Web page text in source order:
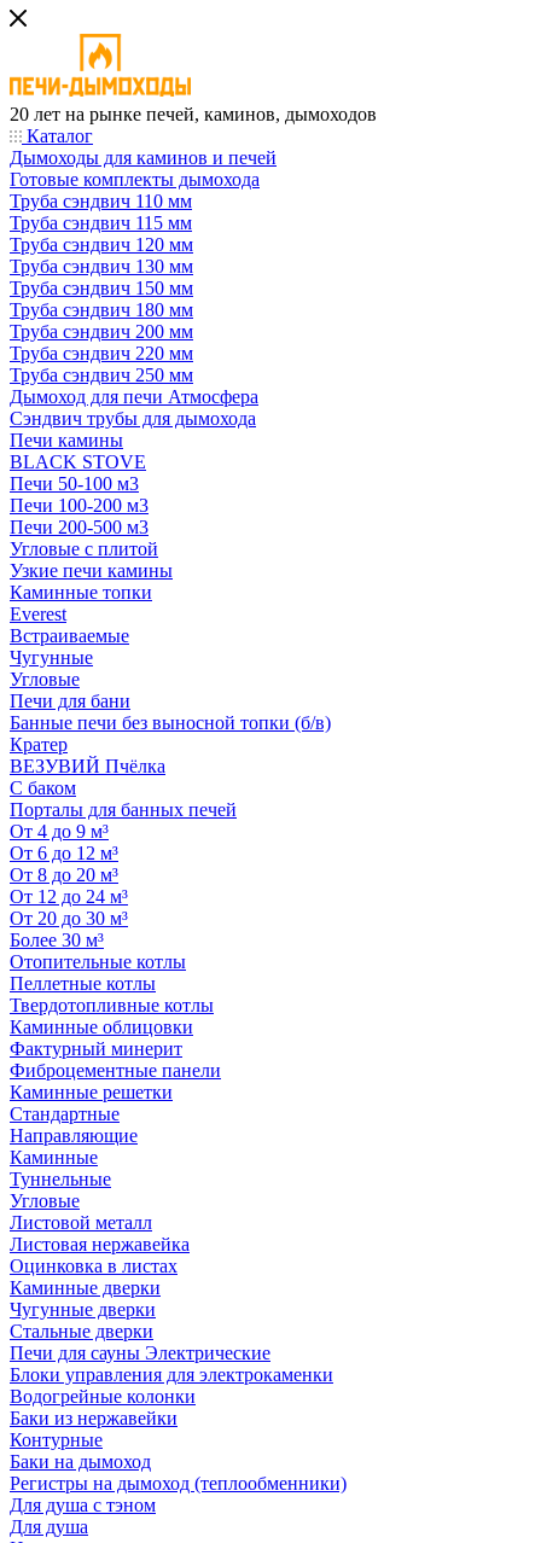
20 лет на рынке печей, каминов, дымоходов
Каталог
Дымоходы для каминов и печей
Готовые комплекты дымохода
Труба сэндвич 110 мм
Труба сэндвич 115 мм
Труба сэндвич 120 мм
Труба сэндвич 130 мм
Труба сэндвич 150 мм
Труба сэндвич 180 мм
Труба сэндвич 200 мм
Труба сэндвич 220 мм
Труба сэндвич 250 мм
Дымоход для печи Атмосфера
Сэндвич трубы для дымохода
Печи камины
BLACK STOVE
Печи 50-100 м3
Печи 100-200 м3
Печи 200-500 м3
Угловые с плитой
Узкие печи камины
Каминные топки
Everest
Встраиваемые
Чугунные
Угловые
Печи для бани
Банные печи без выносной топки (б/в)
Кратер
ВЕЗУВИЙ Пчёлка
С баком
Порталы для банных печей
От 4 до 9 м³
От 6 до 12 м³
От 8 до 20 м³
От 12 до 24 м³
От 20 до 30 м³
Более 30 м³
Отопительные котлы
Пеллетные котлы
Твердотопливные котлы
Каминные облицовки
Фактурный минерит
Фиброцементные панели
Каминные решетки
Стандартные
Направляющие
Каминные
Туннельные
Угловые
Листовой металл
Листовая нержавейка
Оцинковка в листах
Каминные дверки
Чугунные дверки
Стальные дверки
Печи для сауны Электрические
Блоки управления для электрокаменки
Водогрейные колонки
Баки из нержавейки
Контурные
Баки на дымоход
Регистры на дымоход (теплообменники)
Для душа с тэном
Для душа